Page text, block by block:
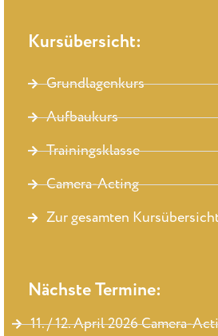
Kursübersicht:
Grundlagenkurs
Aufbaukurs
Trainingsklasse
Camera-Acting
Zur gesamten
Nächste Termine:
11. / 12. April 2026 Camera-